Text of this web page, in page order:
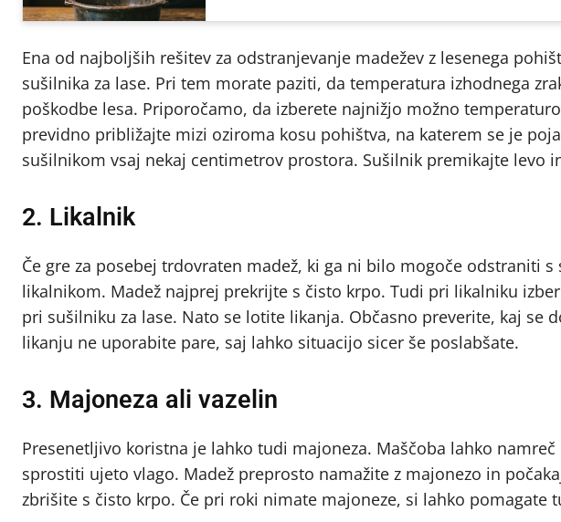
Ena od najboljših rešitev za odstranjevanje madežev z lesenega
sušilnika za lase. Pri tem morate paziti, da temperatura izhodnega
poškodbe lesa. Priporočamo, da izberete najnižjo možno
previdno približajte mizi oziroma kosu pohištva, na katerem se je
sušilnikom vsaj nekaj centimetrov prostora. Sušilnik premikajte levo
2. Likalnik
Če gre za posebej trdovraten madež, ki ga ni bilo mogoče odstraniti
likalnikom. Madež najprej prekrijte s čisto krpo. Tudi pri likalniku
pri sušilniku za lase. Nato se lotite likanja. Občasno preverite, kaj se
likanju ne uporabite pare, saj lahko situacijo sicer še poslabšate.
3. Majoneza ali vazelin
Presenetljivo koristna je lahko tudi majoneza. Maščoba lahko
sprostiti ujeto vlago. Madež preprosto namažite z majonezo in
zbrišite s čisto krpo. Če pri roki nimate majoneze, si lahko pomagate